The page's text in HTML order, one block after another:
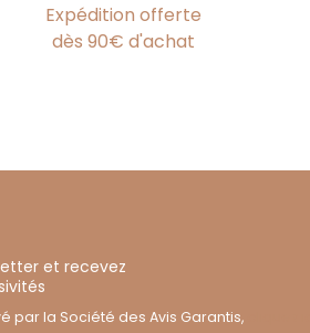
Expédition offerte
dès 90€ d'achat
et recevez
par la Société des Avis Garantis,